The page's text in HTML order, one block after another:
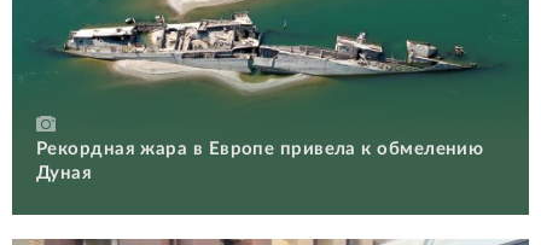
Рекордная жара в Европе привела к обмелению
Дуная